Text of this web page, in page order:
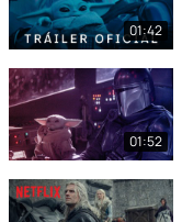
01:42
01:52